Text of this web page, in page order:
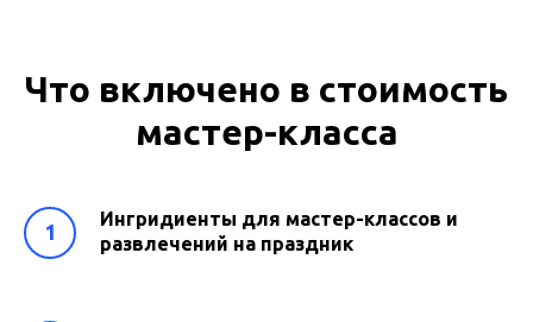
Что включено в стоимость
мастер-класса
Ингридиенты для мастер-классов и
развлечений на праздник